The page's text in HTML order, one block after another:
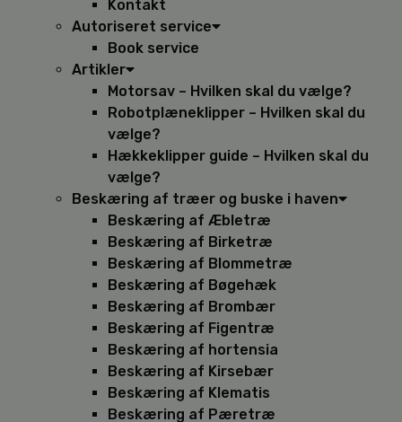
Kontakt
Autoriseret service
Book service
Artikler
Motorsav – Hvilken skal du vælge?
Robotplæneklipper – Hvilken skal du
vælge?
Hækkeklipper guide – Hvilken skal du
vælge?
Beskæring af træer og buske i haven
Beskæring af Æbletræ
Beskæring af Birketræ
Beskæring af Blommetræ
Beskæring af Bøgehæk
Beskæring af Brombær
Beskæring af Figentræ
Beskæring af hortensia
Beskæring af Kirsebær
Beskæring af Klematis
Beskæring af Pæretræ